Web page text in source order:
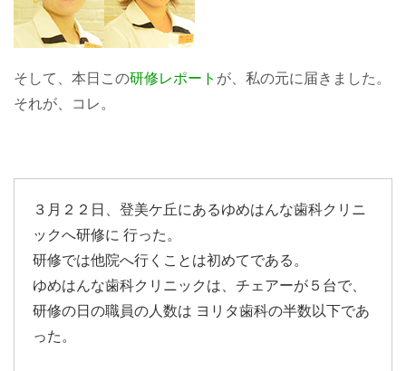
そして、本日この研修レポート が、私の元に届きました。
それが、コレ。
３月２２日、登美ケ丘にあるゆめはんな歯科クリニ
ックへ研修に 行った。
研修では他院へ行くことは初めてである。
ゆめはんな歯科クリニックは、チェアーが５台で、
研修の日の職員の人数は ヨリタ歯科の半数以下であ
った。